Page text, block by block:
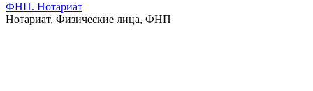
ФНП. Нотариат
Нотариат, Физические лица, ФНП